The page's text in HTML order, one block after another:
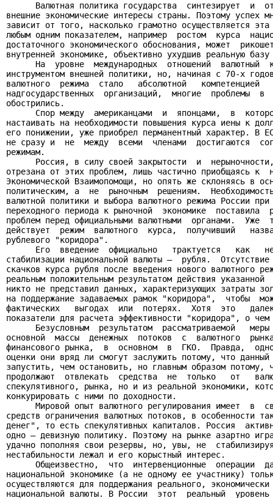
Валютная политика государства  синтезирует  и
внешние экономические интересы страны. Поэтому успех
зависит от того, насколько грамотно осуществляется
любым одним показателем, например  ростом  курса
достаточного экономического обоснования, может
внутренней экономике, объективно ухудшив реальную
На  уровне  международных  отношений  валютный
инструментом внешней политики, но, начиная с 70-х
валютного  режима  стало   абсолютной
надгосударственных  организаций,  многие  проблемы  в
обострились.
Спор между  американцами  и  японцами,  в
настаивать на необходимости повышения курса иены к
его понижении, уже приобрел перманентный характер.
не сразу и  не  между  всеми  членами  достигаются
режимам.
Россия, в силу своей закрытости  и
отрезана от этих проблем, лишь частично приобщаясь к
Экономической Взаимопомощи, но опять же склоняясь в
политическим, а  не  рыночным  решениям.
валютной политики и выбора валютного режима России
переходного периода к рыночной  экономике  поставила
проблем перед официальными валютными  органами.  Уже
действует  режим  валютного  курса,  получивший
рублевого "коридора".
Его  введение  официально   трактуется   как
стабилизации национальной валюты —  рубля.
скачков курса рубля после введения нового валютного
реальным положительным результатом действия
никто не представил данных, характеризующих затраты
на поддержание задаваемых рамок "коридора",  чтобы
фактических   выгодах  или  потерях.  Хотя  это
показатели для расчета эффективности "коридора", о
Безусловным  результатом  рассматриваемой
основной  массы  денежных  потоков  с  валютного
финансового рынка,  в  основном  в  ГКО.  Правда,
оценки они вряд ли смогут заслужить потому, что
запустить, чем остановить, но главным образом
продолжают  отвлекать  средства  не  только   от
спекулятивного, рынка, но и из реальной экономики,
конкурировать с ними по доходности.
Мировой опыт валютного регулирования имеет  в
средств ограничения валютных потоков, в особенности
денег", то есть спекулятивных капиталов. Россия
одно — девизную политику. Поэтому на рынке азартно
удачно пополняя свои резервы, но, увы, не
нестабильности лежал и его корыстный интерес.
Общеизвестно,  что  интервенционные  операции
национальной экономике (а не одному ее участнику)
осуществляются для поддержания реального,
национальной валюты. В России  этот  реальный